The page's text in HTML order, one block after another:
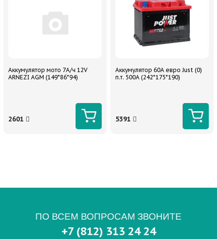
Аккумулятор мото 7А/ч 12V
ARNEZI AGM (149*86*94)
2601
Аккумулятор 60A евро Just (0)
п.т. 500А (242*175*190)
5391
ПО ВСЕМ ВОПРОСАМ ЗВОНИТЕ
+7 (812) 313 24 24